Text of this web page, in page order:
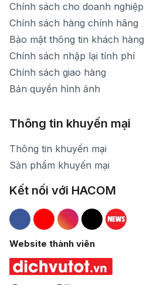
Chính sách cho doanh nghiệp
Chính sách hàng chính hãng
Bảo mật thông tin khách hàng
Chính sách nhập lại tính phí
Chính sách giao hàng
Bản quyền hình ảnh
Thông tin khuyến mại
Thông tin khuyến mại
Sản phẩm khuyến mại
Kết nối với HACOM
Hacom Facebook
Hacom YouTube
Hacom Instagram
Hacom TikTok
Website thành viên